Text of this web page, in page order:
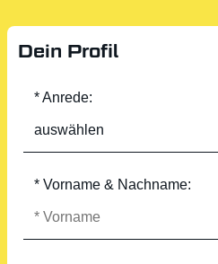
Dein Profil
* Anrede:
* Vorname & Nachname: